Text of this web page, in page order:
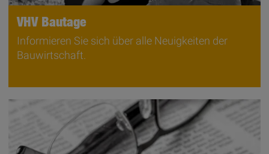
VHV Bautage
Informieren Sie sich über alle Neuigkeiten der
Bauwirtschaft.